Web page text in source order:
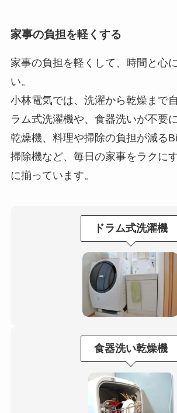
家事の負担を軽くする
家事の負担を軽くして、時間と心
い。
小林電気では、洗濯から乾燥まで
ラム式洗濯機や、 食器洗いが不要
乾燥機、料理や掃除の負担が減る
掃除機など、毎日の家事をラクに
に揃っています。
ドラム式洗濯機
食器洗い乾燥機